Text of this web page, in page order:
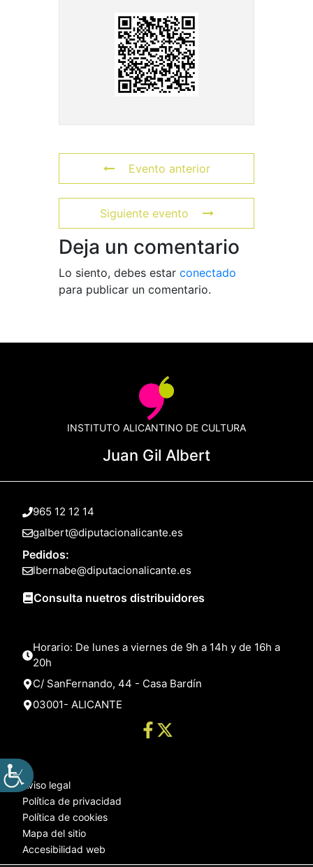
Evento anterior
Siguiente evento
Deja un comentario
Lo siento, debes estar conectado
para publicar un comentario.
INSTITUTO ALICANTINO DE CULTURA
Juan Gil Albert
965 12 12 14
galbert@diputacionalicante.es
Pedidos:
lbernabe@diputacionalicante.es
Consulta nuetros distribuidores
Horario: De lunes a viernes de 9h a 14h y de 16h a
20h
C/ SanFernando, 44 - Casa Bardín
03001- ALICANTE
Aviso legal
Política de privacidad
Política de cookies
Mapa del sitio
Accesibilidad web